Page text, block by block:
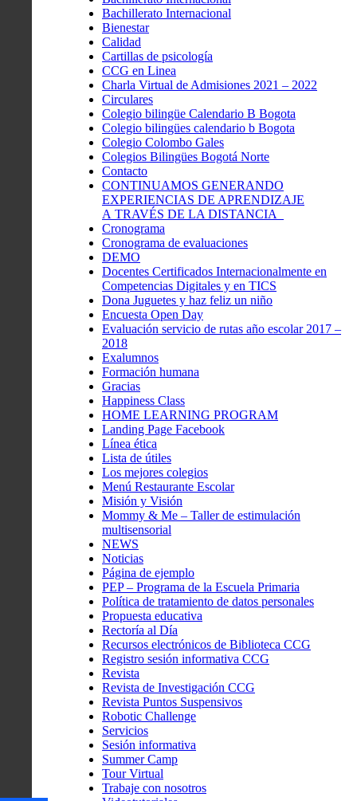
Bachillerato Internacional
Bienestar
Calidad
Cartillas de psicología
CCG en Linea
Charla Virtual de Admisiones 2021 – 2022
Circulares
Colegio bilingüe Calendario B Bogota
Colegio bilingües calendario b Bogota
Colegio Colombo Gales
Colegios Bilingües Bogotá Norte
Contacto
CONTINUAMOS GENERANDO
EXPERIENCIAS DE APRENDIZAJE
A TRAVÉS DE LA DISTANCIA
Cronograma
Cronograma de evaluaciones
DEMO
Docentes Certificados Internacionalmente en
Competencias Digitales y en TICS
Dona Juguetes y haz feliz un niño
Encuesta Open Day
Evaluación servicio de rutas año escolar 2017 –
2018
Exalumnos
Formación humana
Gracias
Happiness Class
HOME LEARNING PROGRAM
Landing Page Facebook
Línea ética
Lista de útiles
Los mejores colegios
Menú Restaurante Escolar
Misión y Visión
Mommy & Me – Taller de estimulación
multisensorial
NEWS
Noticias
Página de ejemplo
PEP – Programa de la Escuela Primaria
Política de tratamiento de datos personales
Propuesta educativa
Rectoría al Día
Recursos electrónicos de Biblioteca CCG
Registro sesión informativa CCG
Revista
Revista de Investigación CCG
Revista Puntos Suspensivos
Robotic Challenge
Servicios
Sesión informativa
Summer Camp
Tour Virtual
Trabaje con nosotros